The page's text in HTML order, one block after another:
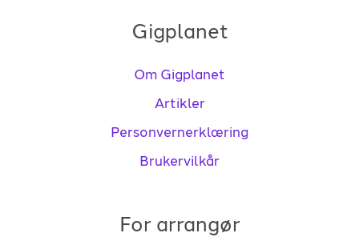
Gigplanet
Om Gigplanet
Artikler
Personvernerklæring
Brukervilkår
For arrangør